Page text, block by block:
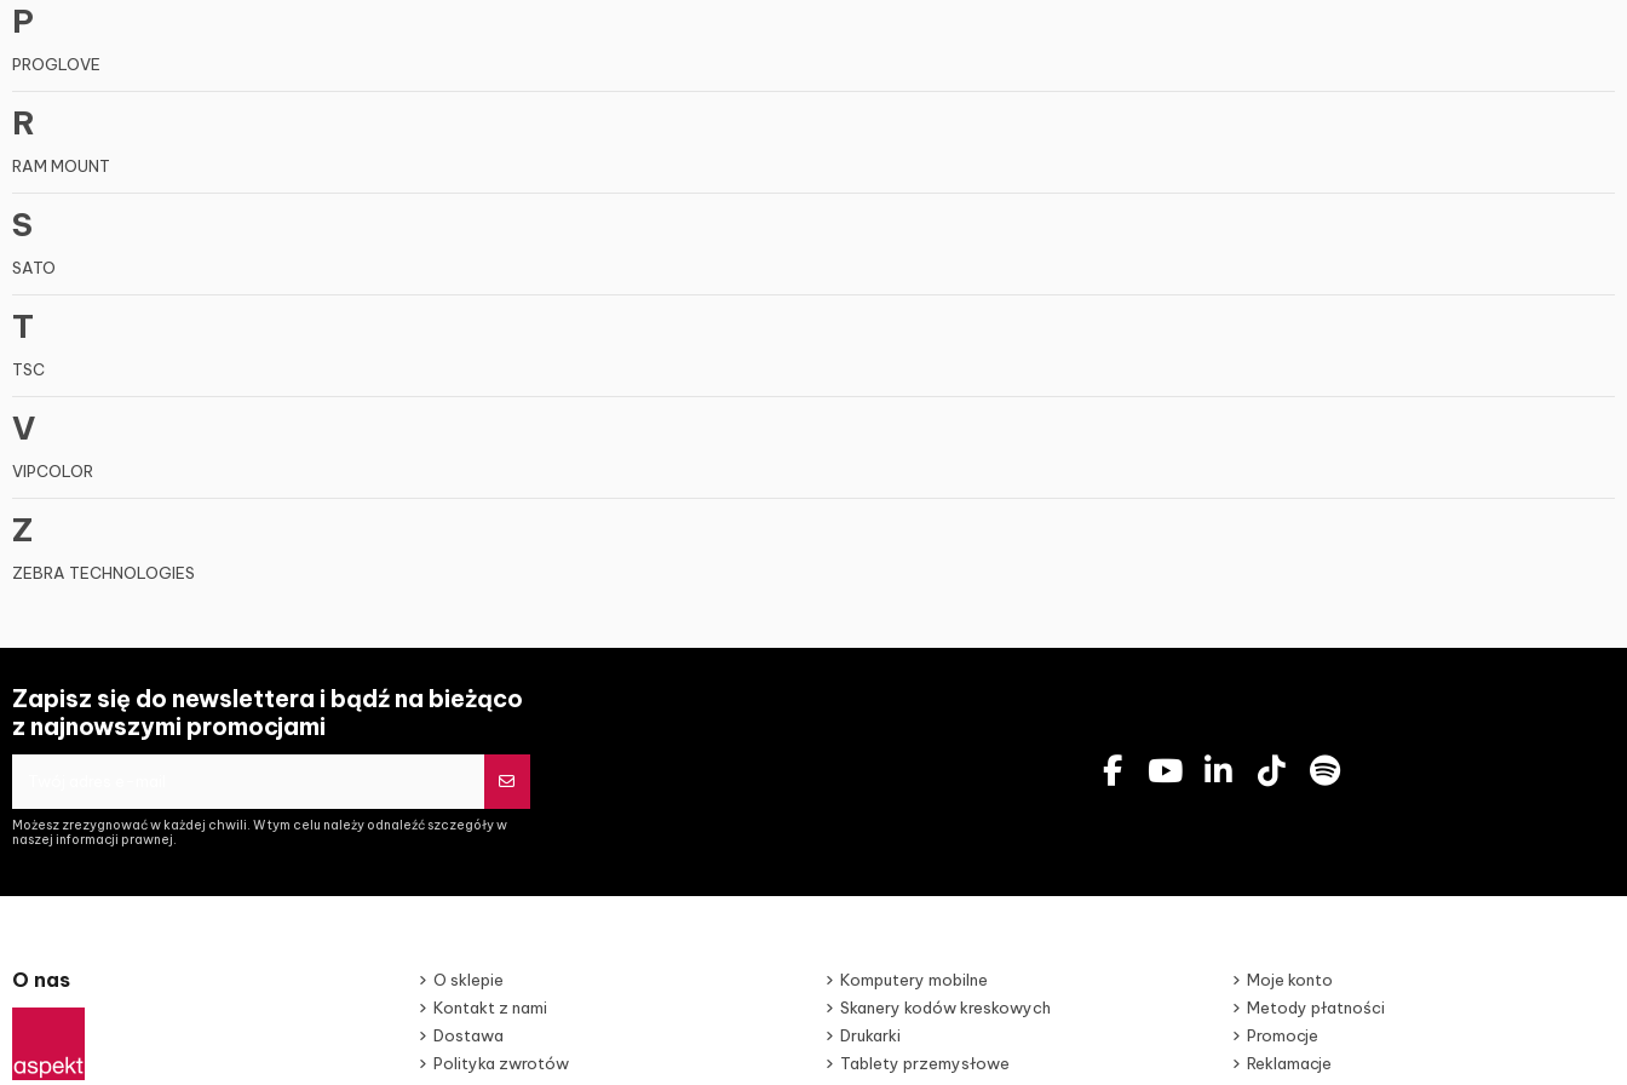
P
PROGLOVE
R
RAM MOUNT
S
SATO
T
TSC
V
VIPCOLOR
Z
ZEBRA TECHNOLOGIES
Zapisz się do newslettera i bądź na bieżąco
z najnowszymi promocjami
Możesz zrezygnować w każdej chwili. W tym celu należy odnaleźć szczegóły w
naszej informacji prawnej.
O nas
O sklepie
Kontakt z nami
Dostawa
Polityka zwrotów
Komputery mobilne
Skanery kodów kreskowych
Drukarki
Tablety przemysłowe
Moje konto
Metody płatności
Promocje
Reklamacje